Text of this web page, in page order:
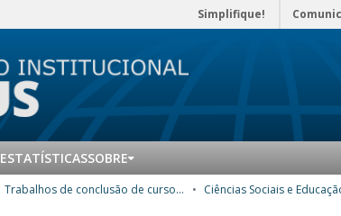
Simplifique!
ESTATÍSTICASSOBRE
Trabalhos de conclusão de curso de Especialização Ciências Sociais e